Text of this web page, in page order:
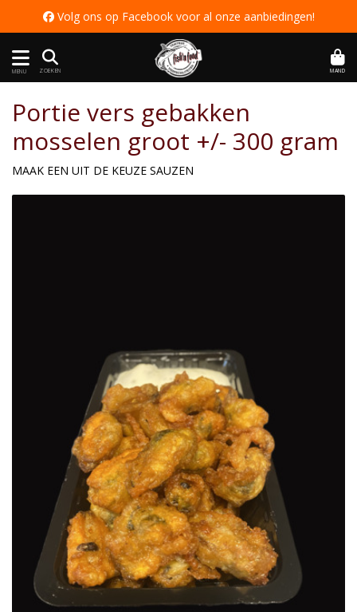
 Volg ons op Facebook voor al onze aanbiedingen!
MENU ZOEKEN MAND
Portie vers gebakken
mosselen groot +/- 300 gram
MAAK EEN UIT DE KEUZE SAUZEN